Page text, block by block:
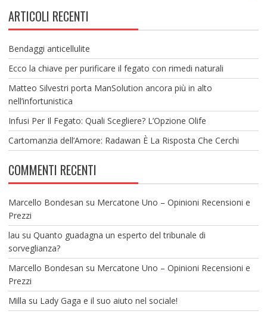
ARTICOLI RECENTI
Bendaggi anticellulite
Ecco la chiave per purificare il fegato con rimedi naturali
Matteo Silvestri porta ManSolution ancora più in alto
nell’infortunistica
Infusi Per Il Fegato: Quali Scegliere? L’Opzione Olife
Cartomanzia dell’Amore: Radawan È La Risposta Che Cerchi
COMMENTI RECENTI
Marcello Bondesan su Mercatone Uno – Opinioni Recensioni e
Prezzi
lau su Quanto guadagna un esperto del tribunale di
sorveglianza?
Marcello Bondesan su Mercatone Uno – Opinioni Recensioni e
Prezzi
Milla su Lady Gaga e il suo aiuto nel sociale!